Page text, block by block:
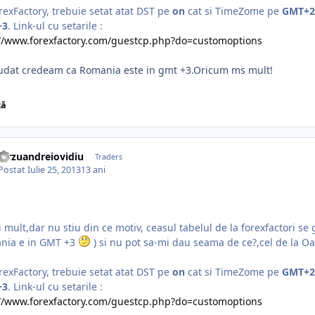
trebuie setat atat DST peon cat si TimeZome peGMT+2
. Link-ul cu setarile :
guestcp.php?do=customoptions
credeam ca Romania este in gmt +3.Oricum ms mult!
Traders
Iulie 25, 201313 ani
mult,dar nu stiu din ce motiv, ceasul tabelul de la forexfactori se
e in GMT +3
) si nu pot sa-mi dau seama de ce?,cel de la
trebuie setat atat DST peon cat si TimeZome peGMT+2
. Link-ul cu setarile :
guestcp.php?do=customoptions